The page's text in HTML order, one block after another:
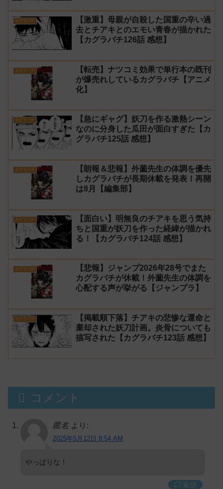
カグラバチ
【激重】母親が自殺した国重の辛い過
去とチアキとのエモい青春が描かれた
【カグラバチ126話 感想】
カグラバチ
【転売】ナツコミ効果で単行本の既刊
が爆売れしているカグラバチ【アニメ
化】
カグラバチ
【急にギャグ】妖刀を作る激熱シーン
なのに分身した瓜田が面白すぎた【カ
グラバチ125話 感想】
カグラバチ
【朗報＆悲報】外薗先生の体調を優先
しカグラバチが長期休載を発表！再開
は8月【編集部】
カグラバチ
【面白い】明無良のチアキを思う気持
ちと国重が妖刀を作った経緯が描かれ
る！【カグラバチ124話 感想】
カグラバチ
【悲報】ジャンプ2026年28号でまた
カグラバチが休載！外薗先生の体調を
心配する声が挙がる【ジャンプラ】
カグラバチ
【掲載順下落】チアキの悲惨な運命と
棄却された妖刀計画。炎骨についても
描写された【カグラバチ123話 感想】
コメント
匿名 より:
2025年5月12日 8:54 AM
やっぱりな！
返信